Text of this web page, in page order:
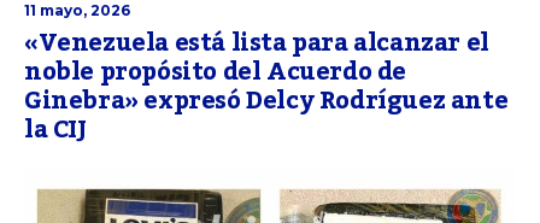
11 mayo, 2026
«Venezuela está lista para alcanzar el
noble propósito del Acuerdo de
Ginebra» expresó Delcy Rodríguez ante
la CIJ